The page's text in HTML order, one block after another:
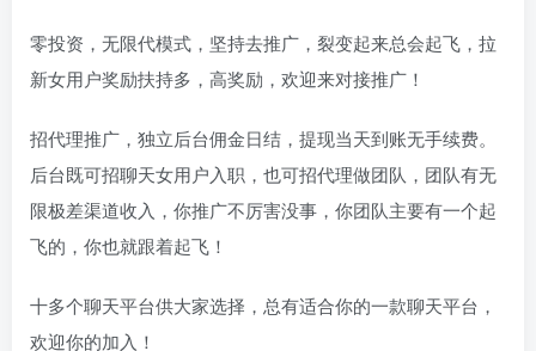
零投资，无限代模式，坚持去推广，裂变起来总会起飞，拉
新女用户奖励扶持多，高奖励，欢迎来对接推广！
招代理推广，独立后台佣金日结，提现当天到账无手续费。
后台既可招聊天女用户入职，也可招代理做团队，团队有无
限极差渠道收入，你推广不厉害没事，你团队主要有一个起
飞的，你也就跟着起飞！
十多个聊天平台供大家选择，总有适合你的一款聊天平台，
欢迎你的加入！